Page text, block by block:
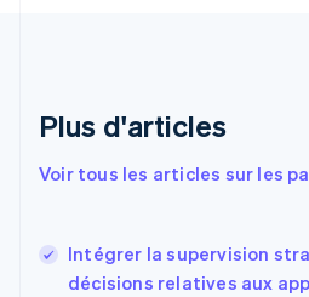
Plus d'articles
Voir tous les articles sur les
Intégrer la supervision
décisions relatives aux
Danemark
English
Émirats arabes unis
EspañolEnglish
Estonie